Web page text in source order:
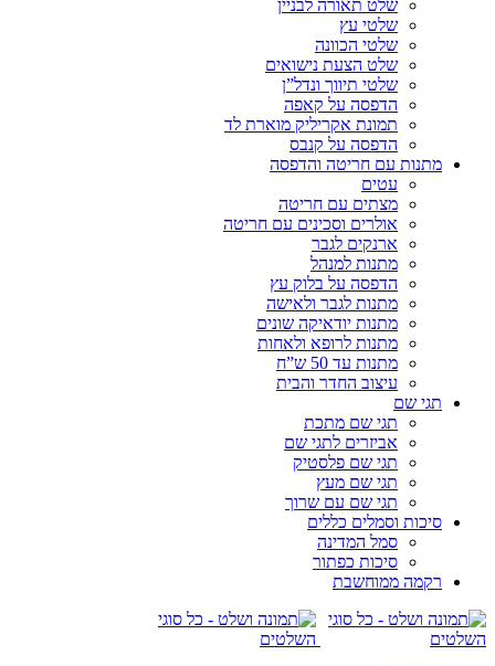
שלט תאורה לבניין
שלטי עץ
שלטי הכוונה
שלט הצעת נישואים
שלטי תיווך ונדל”ן
הדפסה על קאפה
תמונת אקריליק מוארת לד
הדפסה על קנבס
מתנות עם חריטה והדפסה
עטים
מצתים עם חריטה
אולרים וסכינים עם חריטה
ארנקים לגבר
מתנות למנהל
הדפסה על בלוק עץ
מתנות לגבר ולאישה
מתנות יודאיקה שונים
מתנות לרופא ולאחות
מתנות עד 50 ש”ח
עיצוב החדר והבית
תגי שם
תגי שם מתכת
אביזרים לתגי שם
תגי שם פלסטיק
תגי שם מעץ
תגי שם עם שרוך
סיכות וסמלים כללים
סמל המדינה
סיכות כפתור
רקמה ממוחשבת